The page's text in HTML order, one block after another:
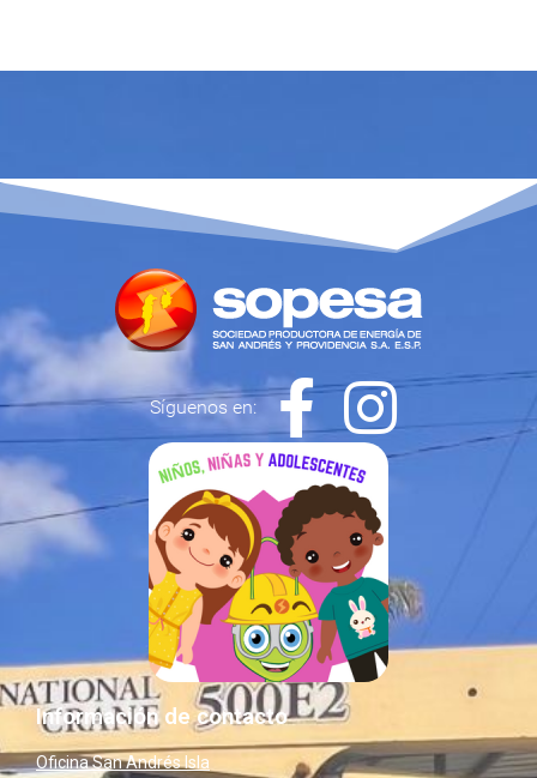
Síguenos en:
Información de contacto
Oficina San Andrés Isla